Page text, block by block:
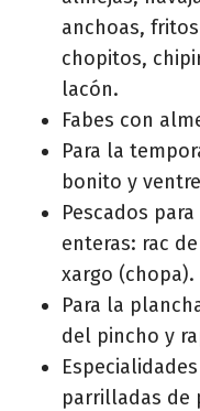
anchoas,
chopitos,
lacón.
Fabes con
Para la
bonito y
Pescados
enteras: rac
xargo (chopa).
Para la
del pincho y
parrilladas de